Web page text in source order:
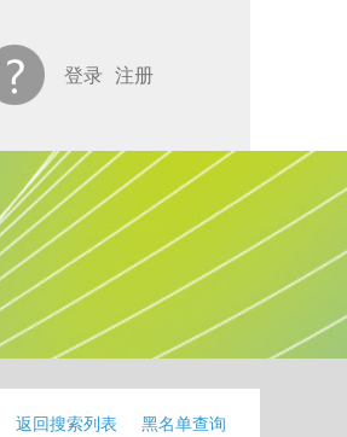
登录 注册
返回搜索列表 黑名单查询